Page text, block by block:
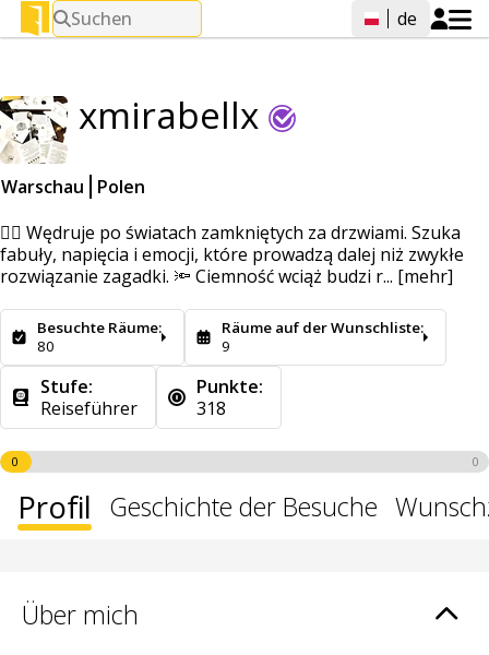
Suchen de
xmirabellx
Warschau
Polen
🕵️‍♀️ Wędruje po światach zamkniętych za drzwiami. Szuka
fabuły, napięcia i emocji, które prowadzą dalej niż zwykłe
rozwiązanie zagadki. 🔦 Ciemność wciąż budzi r... [mehr]
Besuchte Räume:
80
Räume auf der Wunschliste:
9
Stufe:
Reiseführer
Punkte:
318
0 0
Profil Geschichte der Besuche
Über mich